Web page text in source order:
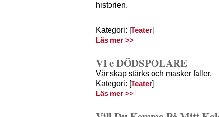
historien.
Kategori: [Teater]
Läs mer >>
VI e DÖDSPOLARE
Vänskap stärks och masker faller.
Kategori: [Teater]
Läs mer >>